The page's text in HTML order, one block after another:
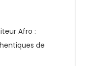
Afro :
de